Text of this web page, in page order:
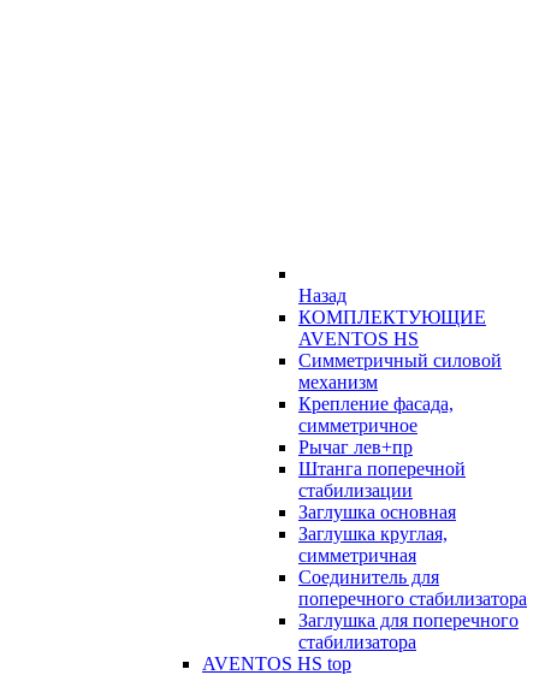
Назад
КОМПЛЕКТУЮЩИЕ
AVENTOS HS
Симметричный силовой
механизм
Крепление фасада,
симметричное
Рычаг лев+пр
Штанга поперечной
стабилизации
Заглушка основная
Заглушка круглая,
симметричная
Соединитель для
поперечного стабилизатора
Заглушка для поперечного
стабилизатора
AVENTOS HS top